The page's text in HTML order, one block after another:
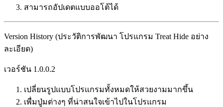
สามารถอัปเดตแบบออโต้ได้
Version History (ประวัติการพัฒนา โปรแกรม Treat Hide อย่าง
ละเอียด)
เวอร์ชัน 1.0.0.2
เปลี่ยนรูปแบบโปรแกรมทั้งหมดให้สวยงามมากขึ้น
เพื่มปู่มต่างๆ ที่น่าสนใจเข้าไปในโปรแกรม